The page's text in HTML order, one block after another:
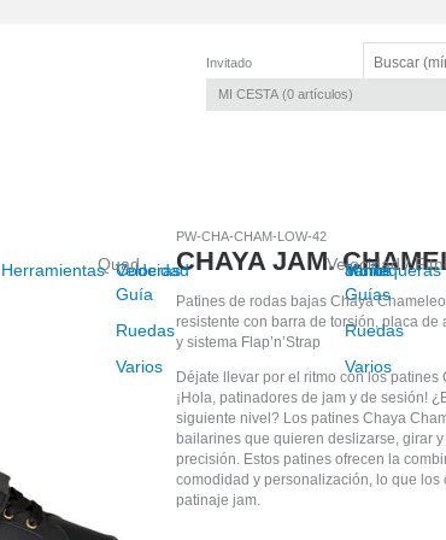
Invitado
MI CESTA 0 artículos
Velocidad Junior
Coderas Muñequeras
Quad
Guía
Ruedas
Varios
Velocidad /
Guías
Ruedas
Varios
Herramientas Varios
PW-CHA-CHAM-LOW-42
CHAYA JAM.
Patines de rodas bajas Chaya
resistente con barra de torsión, placa
y sistema Flap’n’Strap
Déjate llevar por el ritmo con los
¡Hola, patinadores de jam y de sesión!
siguiente nivel? Los patines Chaya
bailarines que quieren deslizarse, girar
precisión. Estos patines ofrecen la
comodidad y personalización, lo que los
patinaje jam.